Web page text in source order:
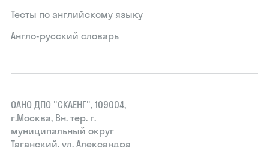
Тесты по английскому языку
Англо-русский словарь
ОАНО ДПО "СКАЕНГ", 109004,
г.Москва, Вн. тер. г.
муниципальный округ
Таганский, ул. Александра